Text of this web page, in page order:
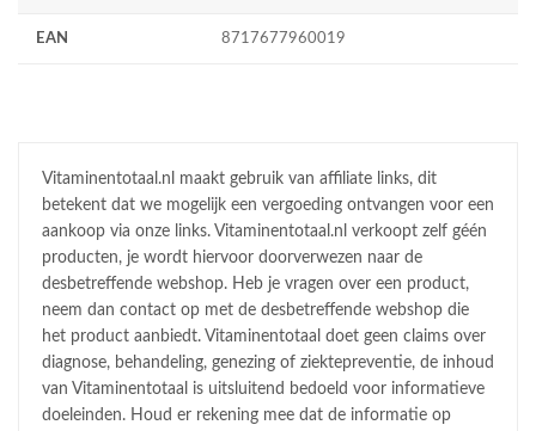
EAN 8717677960019
Vitaminentotaal.nl maakt gebruik van affiliate links, dit
betekent dat we mogelijk een vergoeding ontvangen voor een
aankoop via onze links. Vitaminentotaal.nl verkoopt zelf géén
producten, je wordt hiervoor doorverwezen naar de
desbetreffende webshop. Heb je vragen over een product,
neem dan contact op met de desbetreffende webshop die
het product aanbiedt. Vitaminentotaal doet geen claims over
diagnose, behandeling, genezing of ziektepreventie, de inhoud
van Vitaminentotaal is uitsluitend bedoeld voor informatieve
doeleinden. Houd er rekening mee dat de informatie op